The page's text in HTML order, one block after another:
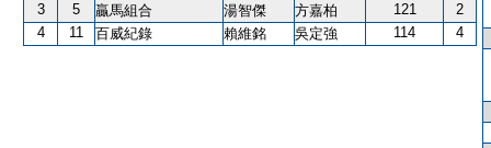
3
5 贏馬組合 湯智傑 方嘉柏 121
2
4
11 百威紀錄 賴維銘 吳定強 114 4